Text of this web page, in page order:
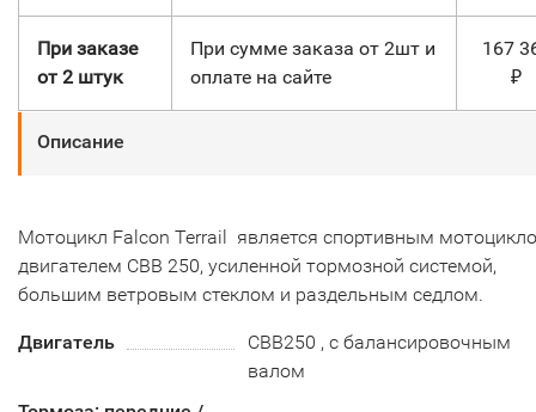
При заказе
от 2 штук
При сумме заказа от 2шт и
оплате на сайте
167
₽
Описание
Мотоцикл Falcon Terrail является спортивным
двигателем CBB 250, усиленной тормозной системой,
большим ветровым стеклом и раздельным седлом.
Двигатель
CBB250 , с балансировочным
валом